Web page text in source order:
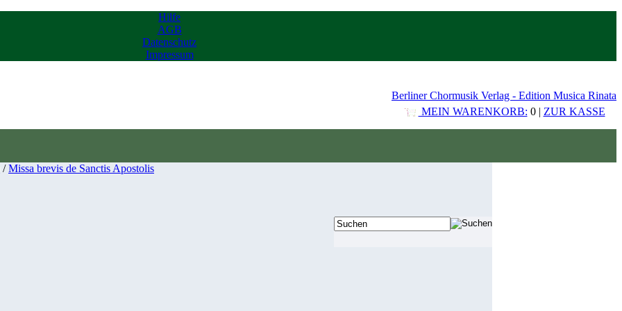
Hilfe
AGB
Datenschutz
Impressum
Berliner Chormusik Verlag - Edition Musica Rinata
MEIN WARENKORB: 0 | ZUR KASSE
/Missa brevis de Sanctis Apostolis